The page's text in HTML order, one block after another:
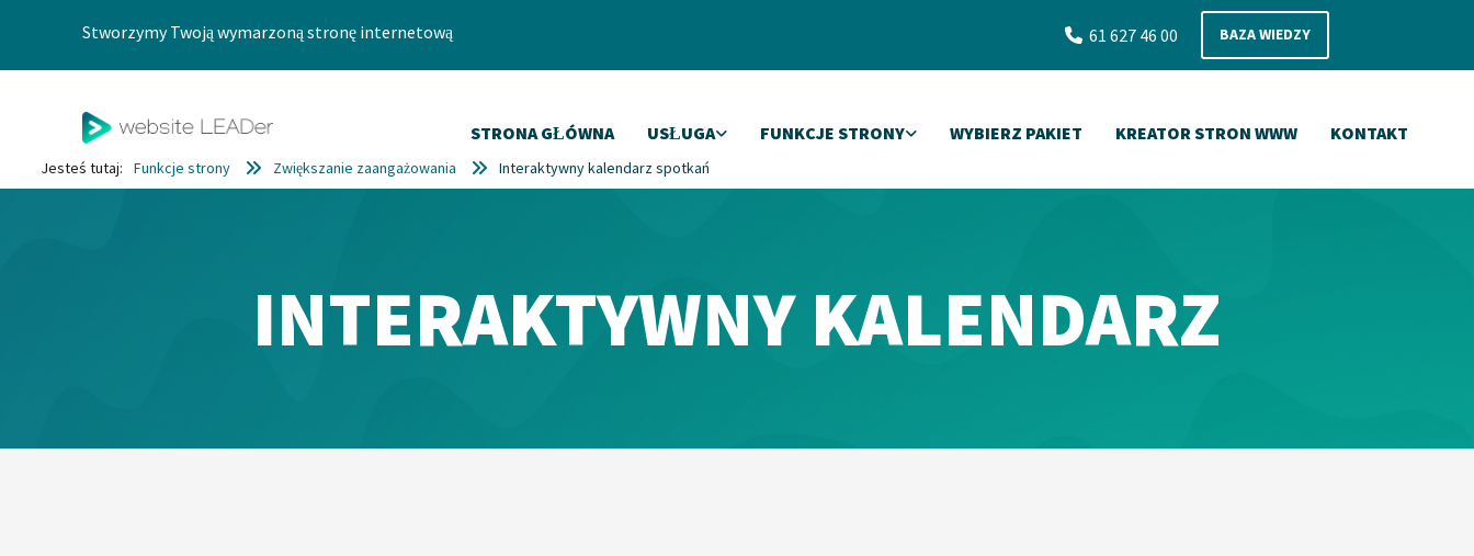
Stworzymy Twoją wymarzoną stronę internetową
61 627 46 00 BAZA WIEDZY
STRONA GŁÓWNA USŁUGA FUNKCJE STRONY WYBIERZ PAKIET KREATOR STRON WWW KONTAKT
Jesteś tutaj: Funkcje strony Zwiększanie zaangażowania Interaktywny kalendarz spotkań
INTERAKTYWNY KALENDARZ